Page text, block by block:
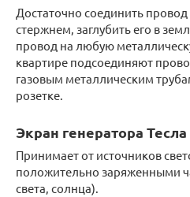
Достаточно соединить
стержнем, заглубить его в
провод на любую
квартире подсоединяют
газовым металлическим
розетке.
Экран генератора Тесла
Принимает от источников
положительно заряженными
света, солнца).